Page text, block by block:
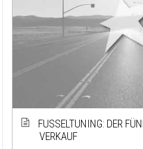
FUSSELTUNING: DER
VERKAUF